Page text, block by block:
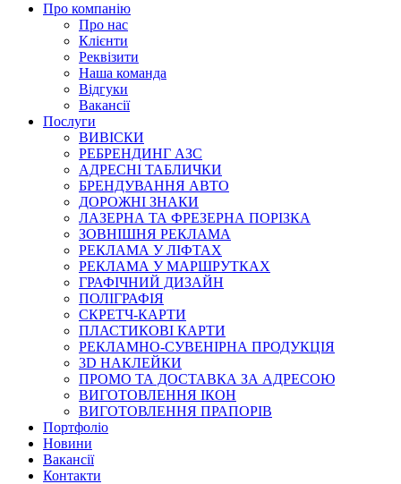
Про компанію
Про нас
Клієнти
Реквізити
Наша команда
Відгуки
Вакансії
Послуги
ВИВІСКИ
РЕБРЕНДИНГ АЗС
АДРЕСНІ ТАБЛИЧКИ
БРЕНДУВАННЯ АВТО
ДОРОЖНІ ЗНАКИ
ЛАЗЕРНА ТА ФРЕЗЕРНА ПОРІЗКА
ЗОВНІШНЯ РЕКЛАМА
РЕКЛАМА У ЛІФТАХ
РЕКЛАМА У МАРШРУТКАХ
ГРАФІЧНИЙ ДИЗАЙН
ПОЛІГРАФІЯ
СКРЕТЧ-КАРТИ
ПЛАСТИКОВІ КАРТИ
РЕКЛАМНО-СУВЕНІРНА ПРОДУКЦІЯ
3D НАКЛЕЙКИ
ПРОМО ТА ДОСТАВКА ЗА АДРЕСОЮ
ВИГОТОВЛЕННЯ ІКОН
ВИГОТОВЛЕННЯ ПРАПОРІВ
Портфоліо
Новини
Вакансії
Контакти